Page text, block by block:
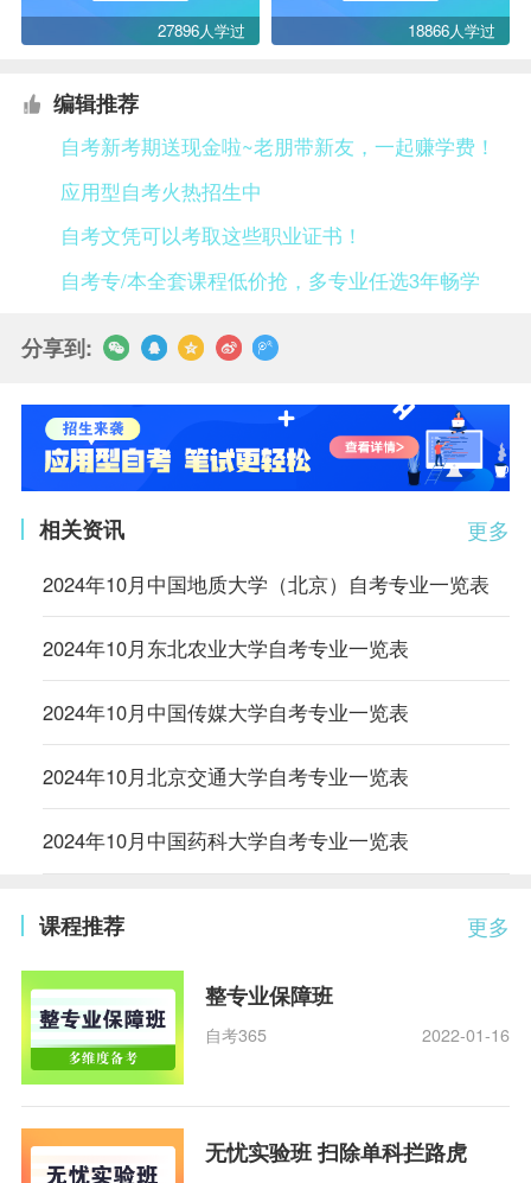
27896人学过 18866人学过
编辑推荐
自考新考期送现金啦~老朋带新友，一起赚学费！
应用型自考火热招生中
自考文凭可以考取这些职业证书！
自考专/本全套课程低价抢，多专业任选3年畅学
分享到:
更多
相关资讯
2024年10月中国地质大学（北京）自考专业一览表
2024年10月东北农业大学自考专业一览表
2024年10月中国传媒大学自考专业一览表
2024年10月北京交通大学自考专业一览表
2024年10月中国药科大学自考专业一览表
更多
课程推荐
整专业保障班
自考365 2022-01-16
无忧实验班 扫除单科拦路虎